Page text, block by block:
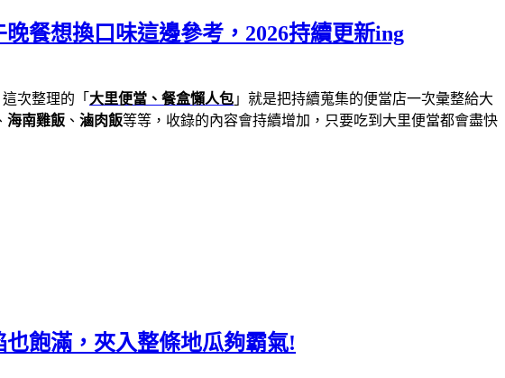
餐想換口味這邊參考，2026持續更新ing
次整理的「 大里便當、餐盒懶人包 」就是把持續蒐集的便當店一次彙整給大
海南雞飯 、 滷肉飯等等，收錄的內容會持續增加，只要吃到大里便當都會盡快
飽滿，夾入整條地瓜夠霸氣!